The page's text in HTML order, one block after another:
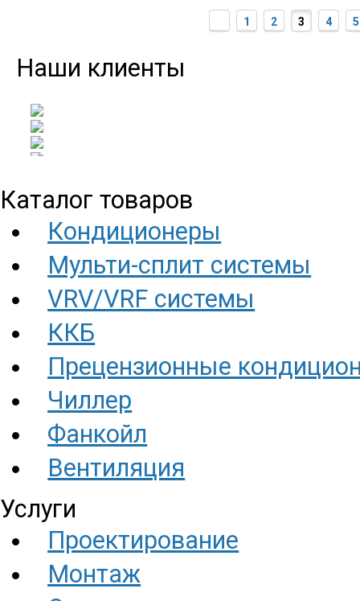
1 2 3 4 5
Наши клиенты
Каталог товаров
Кондиционеры
Мульти-сплит системы
VRV/VRF системы
ККБ
Прецензионные
Чиллер
Фанкойл
Вентиляция
Услуги
Проектирование
Монтаж